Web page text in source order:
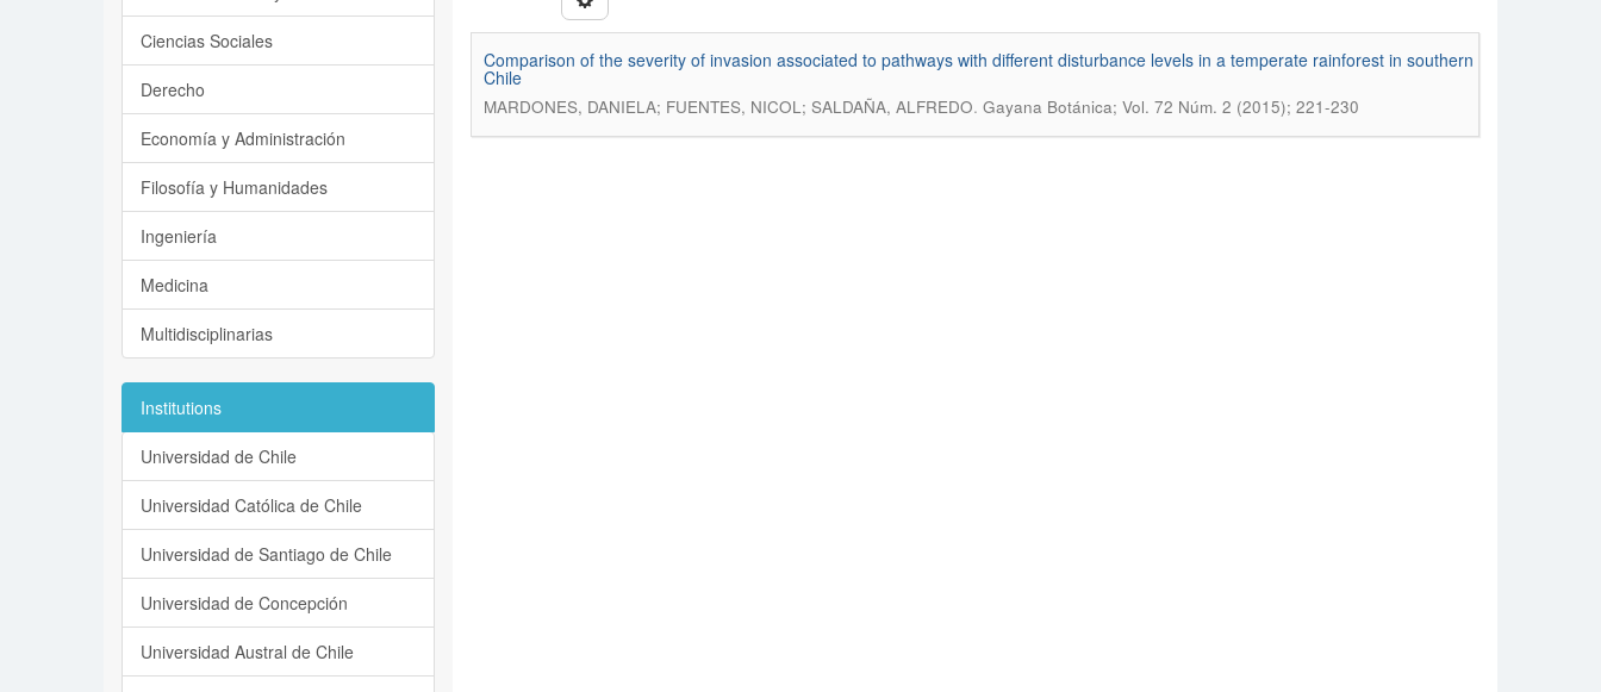
Comparison of the severity of invasion associated to pathways with different disturbance levels in a temperate rainforest in southern
Chile
MARDONES, DANIELA; FUENTES, NICOL; SALDAÑA, ALFREDO. Gayana Botánica; Vol. 72 Núm. 2 (2015); 221-230
Ciencias Sociales
Derecho
Economía y Administración
Filosofía y Humanidades
Ingeniería
Medicina
Multidisciplinarias
Institutions
Universidad de Chile
Universidad Católica de Chile
Universidad de Santiago de Chile
Universidad de Concepción
Universidad Austral de Chile